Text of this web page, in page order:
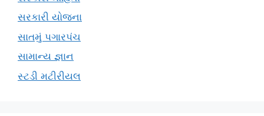
સરકારી યોજના
સાતમું પગારપંચ
સામાન્ય જ્ઞાન
સ્ટડી મટીરીયલ